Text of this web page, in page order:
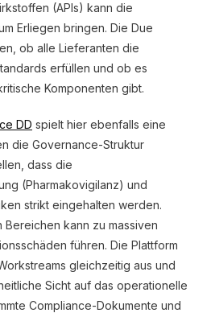
(APIs) kann die
Erliegen bringen. Die Due
ob alle Lieferanten die
erfüllen und ob es
Komponenten gibt.
DD spielt hier ebenfalls eine
die Governance-Struktur
dass die
(Pharmakovigilanz) und
strikt eingehalten werden.
Bereichen kann zu massiven
führen. Die Plattform
gleichzeitig aus und
Sicht auf das operationelle
Compliance-Dokumente und